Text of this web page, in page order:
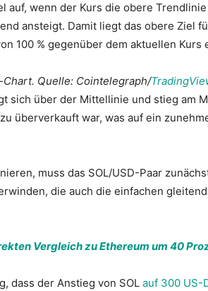
auf, wenn der Kurs die obere
ansteigt. Damit liegt das obere Ziel
100 % gegenüber dem aktuellen Kurs
Chart. Quelle: Cointelegraph/
sich über der Mittellinie und stieg am
überverkauft war, was auf ein
muss das SOL/USD-Paar
die auch die einfachen
Vergleich zu Ethereum um 40
dass der Anstieg von SOL auf 300 US-